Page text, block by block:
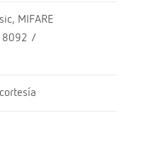
MIFARE
18092 /